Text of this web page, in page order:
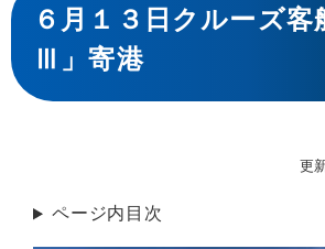
文
６月１３日クルーズ客
Ⅲ」寄港
更
ページ内目次